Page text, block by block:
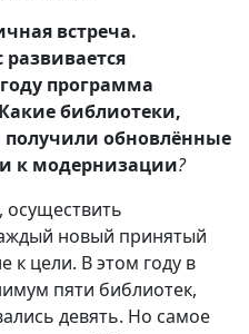
встреча.
развивается
программа
библиотеки,
обновлённые
к модернизации?
новый принятый
к цели. В этом году в
пяти библиотек,
девять. Но самое